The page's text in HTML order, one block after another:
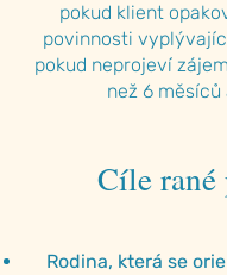
pokud klient
povinnosti
pokud neprojeví
než 6 měsíců
Cíle rané
Rodina, která se